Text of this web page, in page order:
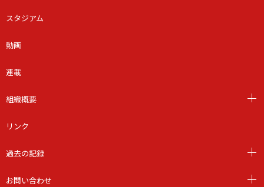
スタジアム
動画
連載
組織概要
リンク
過去の記録
お問い合わせ